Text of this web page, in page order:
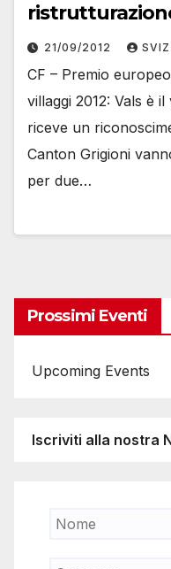
21/09/2012
CF – Premio
villaggi 2012: Vals è
riceve un
Canton Grigioni
per due…
Prossimi Eventi
Upcoming Events
Iscriviti alla nostra